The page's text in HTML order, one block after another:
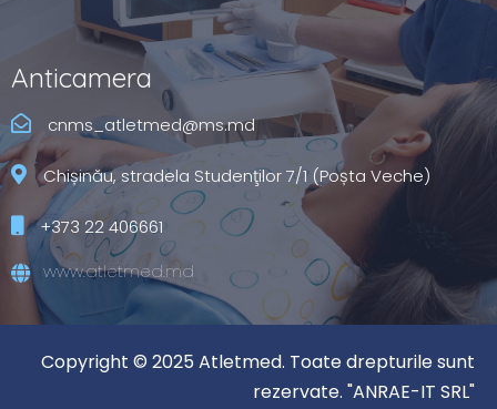
Anticamera
cnms_atletmed@ms.md
Chișinău, stradela Studenţilor 7/1 (Poșta Veche)
+373 22 406661
www.atletmed.md
Copyright © 2025 Atletmed. Toate drepturile sunt
rezervate. "ANRAE-IT SRL"